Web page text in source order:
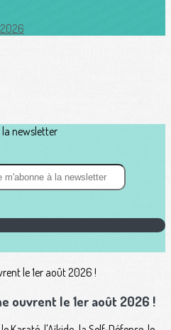
newsletter
ouvrent le 1er août 2026 !